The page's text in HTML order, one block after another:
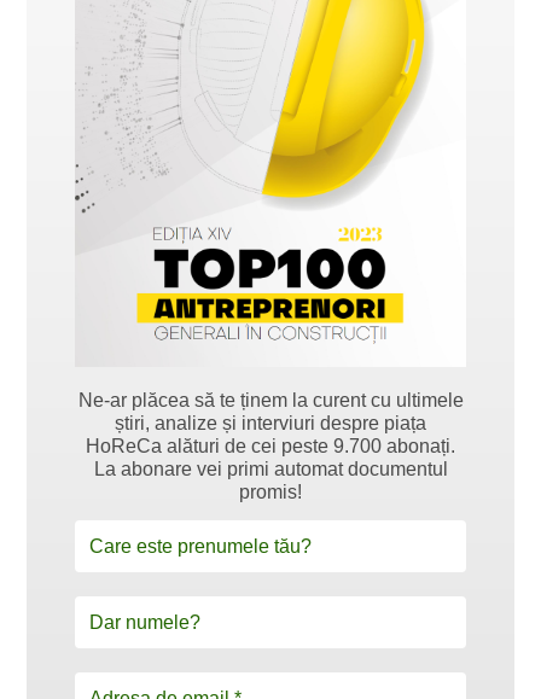
Ne-ar plăcea să te ținem la curent cu ultimele
știri, analize și interviuri despre piața
HoReCa alături de cei peste 9.700 abonați.
La abonare vei primi automat documentul
promis!